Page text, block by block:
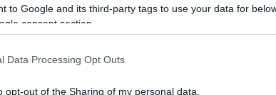
to Google and its third-party tags to use your data for
consent section.
Data Processing Opt Outs
opt-out of the Sharing of my personal data.
del hackeo
de 650,000 seguidores
, fue